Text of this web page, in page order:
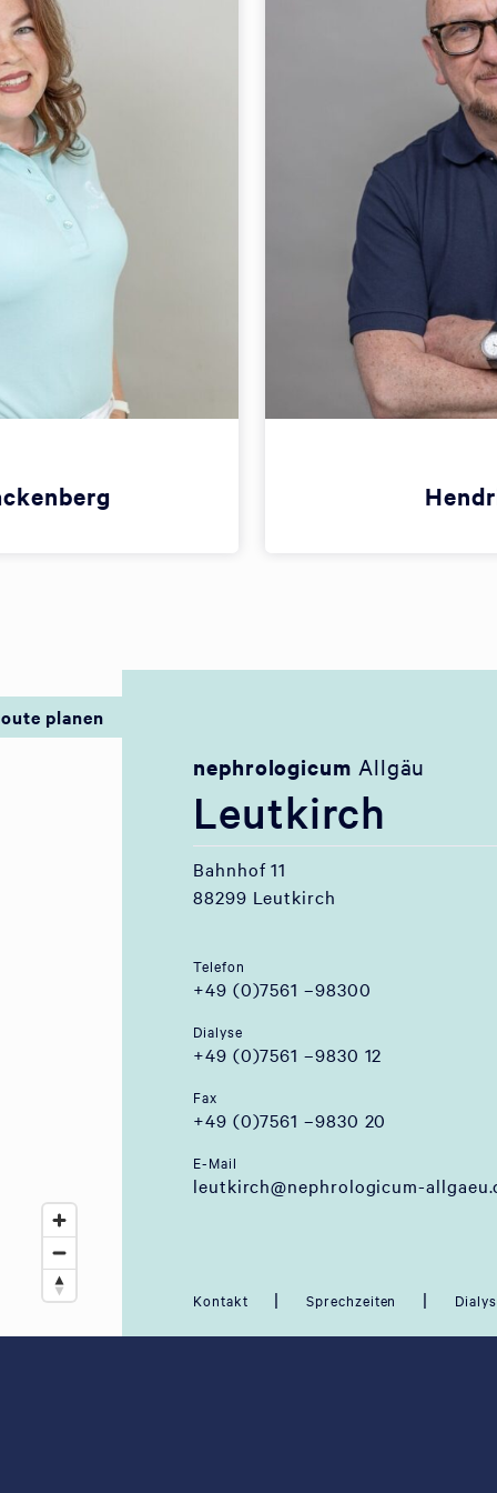
planen
nephrologicum Allgäu
Leutkirch
Bahnhof 11
88299 Leutkirch
Telefon
+49 (0)7561 –98300
Dialyse
+49 (0)7561 –9830 12
Fax
+49 (0)7561 –9830 20
E-Mail
leutkirch@nephrologicum-
Kontakt | Sprechzeiten |